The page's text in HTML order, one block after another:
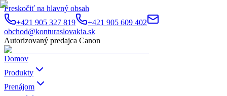
Preskočiť na hlavný obsah
+421 905 327 819
+421 905 609 402
obchod@konturaslovakia.sk
Autorizovaný predajca Canon
Domov
Produkty
Prenájom